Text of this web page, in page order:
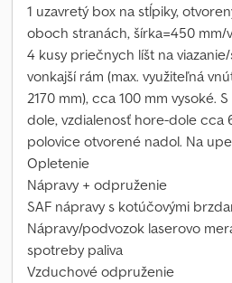
1 uzavretý box na stĺpiky,
oboch stranách, šírka=450
4 kusy priečnych líšt na
vonkajší rám (max. využiteľná
2170 mm), cca 100 mm vysoké.
dole, vzdialenosť hore-dole cca
polovice otvorené nadol. Na
Opletenie
Nápravy + odpruženie
SAF nápravy s kotúčovými
Nápravy/podvozok laserovo
spotreby paliva
Vzduchové odpruženie